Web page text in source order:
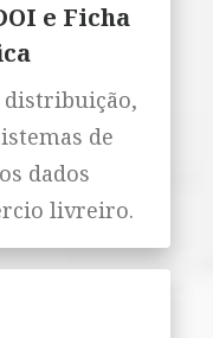
e Ficha
distribuição,
de
dados
livreiro.